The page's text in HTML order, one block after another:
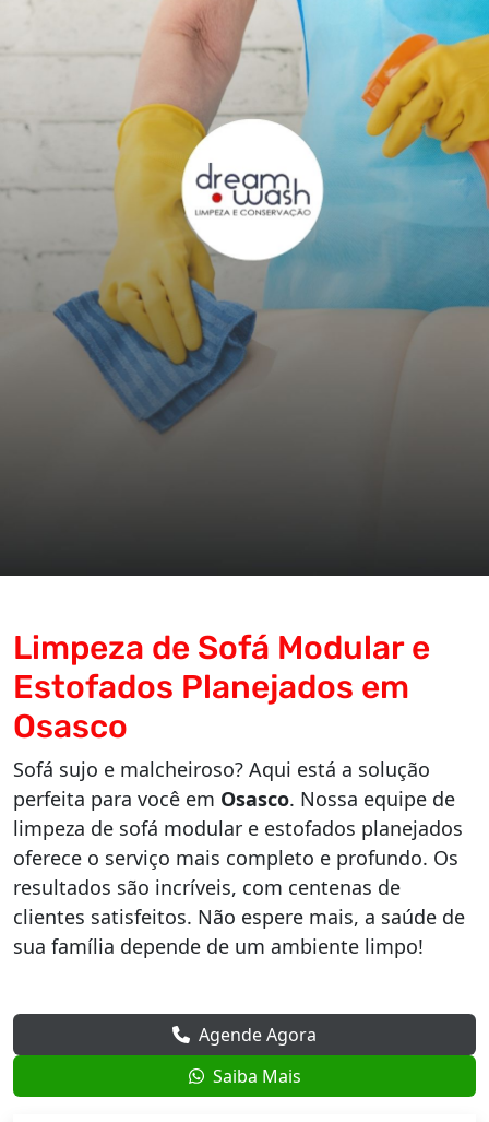
Limpeza de Sofá Modular e
Estofados Planejados em
Osasco
Sofá sujo e malcheiroso? Aqui está a solução
perfeita para você em Osasco. Nossa equipe de
limpeza de sofá modular e estofados planejados
oferece o serviço mais completo e profundo. Os
resultados são incríveis, com centenas de
clientes satisfeitos. Não espere mais, a saúde de
sua família depende de um ambiente limpo!
Agende Agora
Saiba Mais